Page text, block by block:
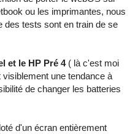
ou les imprimantes, nous
des tests sont en train de se
et le HP Pré 4( là c'est moi
une tendance à
de changer les batteries
d'un écran entièrement